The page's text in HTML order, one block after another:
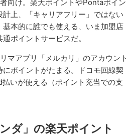
向け。楽天ポイントやPontaポイン
計上、「キャリアフリー」ではない
本的に誰でも使える、いま加盟店
ポイントサービスだ。
マアプリ「メルカリ」のアカウント
ポイントがたまる。ドコモ回線契
いが使える（ポイント充当での支
ダ」の楽天ポイント